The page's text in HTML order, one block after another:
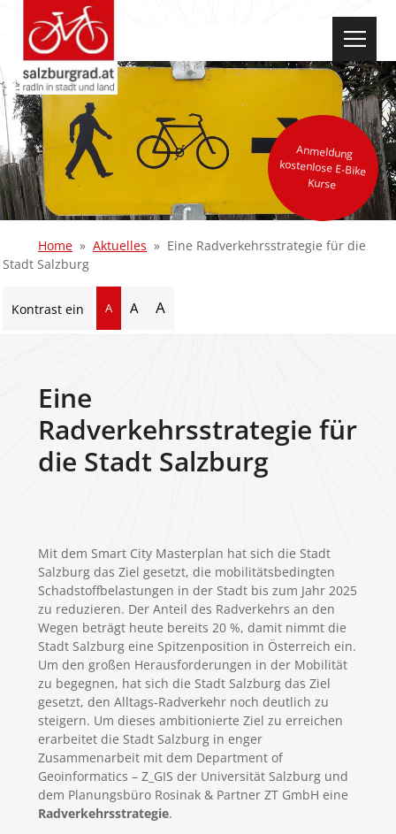
Anmeldung
kostenlose E-Bike
Kurse
Home Aktuelles
Eine Radverkehrsstrategie für die
Stadt Salzburg
Kontrast ein A A A
Eine
Radverkehrsstrategie für
die Stadt Salzburg
Mit dem Smart City Masterplan hat sich die Stadt
Salzburg das Ziel gesetzt, die mobilitätsbedingten
Schadstoffbelastungen in der Stadt bis zum Jahr 2025
zu reduzieren. Der Anteil des Radverkehrs an den
Wegen beträgt heute bereits 20 %, damit nimmt die
Stadt Salzburg eine Spitzenposition in Österreich ein.
Um den großen Herausforderungen in der Mobilität
zu begegnen, hat sich die Stadt Salzburg das Ziel
gesetzt, den Alltags-Radverkehr noch deutlich zu
steigern. Um dieses ambitionierte Ziel zu erreichen
erarbeitet die Stadt Salzburg in enger
Zusammenarbeit mit dem Department of
Geoinformatics – Z_GIS der Universität Salzburg und
dem Planungsbüro Rosinak & Partner ZT GmbH eine
Radverkehrsstrategie.